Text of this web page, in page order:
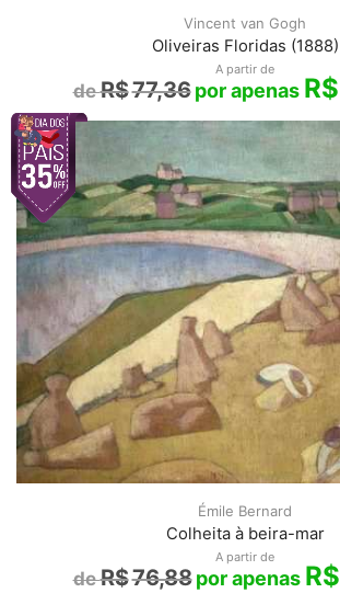
Vincent van Gogh
Oliveiras Floridas (1888)
A partir de
R$77,36 R$
Émile Bernard
Colheita à beira-mar
A partir de
R$76,88 R$